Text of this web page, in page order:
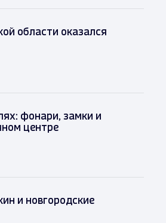
области оказался
фонари, замки и
центре
и новгородские